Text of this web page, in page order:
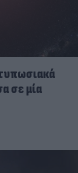
σε μία